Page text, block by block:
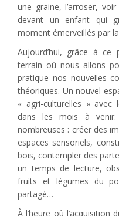
une graine, l’arroser,
devant un enfant qui
moment émerveillés par
Aujourd’hui, grâce à ce
terrain où nous allons
pratique nos nouvelles
théoriques. Un nouvel
« agri-culturelles »
dans les mois à
nombreuses : créer des
espaces sensoriels,
bois, contempler des
un temps de lecture,
fruits et légumes du
partagé…
À l’heure où